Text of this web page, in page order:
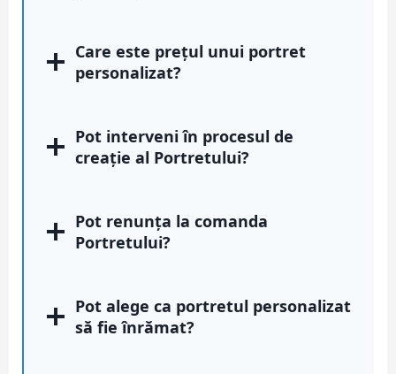
Care este prețul unui portret
personalizat?
Pot interveni în procesul de
creație al Portretului?
Pot renunța la comanda
Portretului?
Pot alege ca portretul personalizat
să fie înrămat?